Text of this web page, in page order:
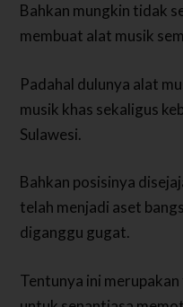
Bahkan mungkin tidak
membuat alat musik
Padahal dulunya alat
musik khas sekaligus
Sulawesi.
Bahkan posisinya
telah menjadi aset
diganggu gugat.
Tentunya ini